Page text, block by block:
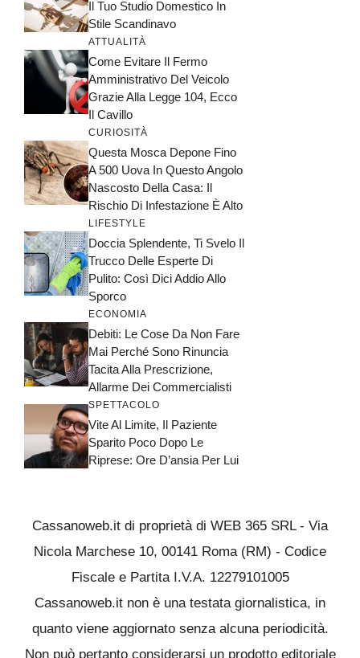
Il Tuo Studio Domestico In
Stile Scandinavo
ATTUALITÀ
Come Evitare Il Fermo
Amministrativo Del Veicolo
Grazie Alla Legge 104, Ecco
Il Cavillo
CURIOSITÀ
Questa Mosca Depone Fino
A 500 Uova In Questo Angolo
Nascosto Della Casa: Il
Rischio Di Infestazione È Alto
LIFESTYLE
Doccia Splendente, Ti Svelo Il
Trucco Delle Esperte Di
Pulito: Così Dici Addio Allo
Sporco
ECONOMIA
Debiti: Le Cose Da Non Fare
Mai Perché Sono Rinuncia
Tacita Alla Prescrizione,
Allarme Dei Commercialisti
SPETTACOLO
Vite Al Limite, Il Paziente
Sparito Poco Dopo Le
Riprese: Ore D’ansia Per Lui
Cassanoweb.it di proprietà di WEB 365 SRL - Via
Nicola Marchese 10, 00141 Roma (RM) - Codice
Fiscale e Partita I.V.A. 12279101005
Cassanoweb.it non è una testata giornalistica, in
quanto viene aggiornato senza alcuna periodicità.
Non può pertanto considerarsi un prodotto editoriale